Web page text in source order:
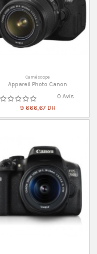
Caméscope
Appareil Photo Canon
0 Avis
9 666,67 DH